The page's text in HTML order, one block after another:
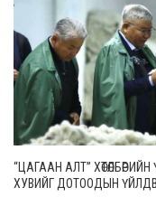
“ЦАГААН АЛТ”
ХУВИЙГ ДОТООДЫН